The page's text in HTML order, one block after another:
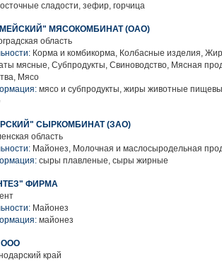
сладости, зефир, горчица
МЯСОКОМБИНАТ (ОАО)
область
Корма и комбикорма, Колбасные изделия,
мясные, Субпродукты, Свиноводство, Мясная
Мясо
мясо и субпродукты, жиры животные
СЫРКОМБИНАТ (ЗАО)
область
Майонез, Молочная и маслосыродельная
сыры плавленые, сыры жирные
ФИРМА
Майонез
майонез
край